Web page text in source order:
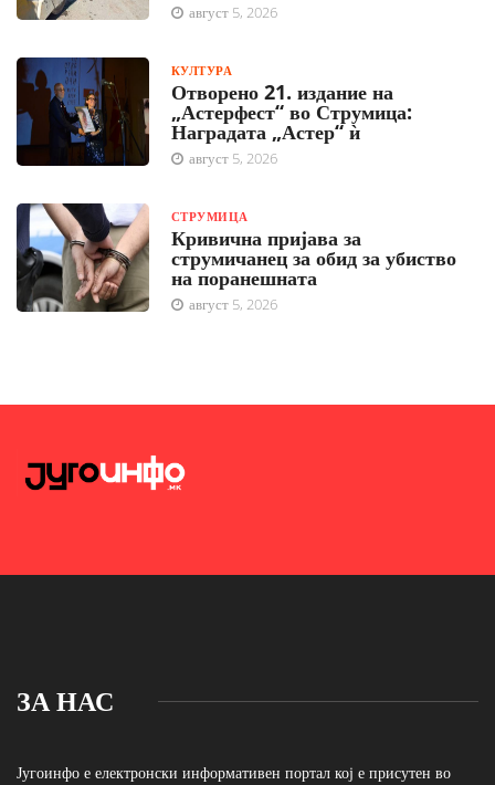
август 5, 2026
КУЛТУРА
Отворено 21. издание на
„Астерфест“ во Струмица:
Наградата „Астер“ ѝ
август 5, 2026
СТРУМИЦА
Кривична пријава за
струмичанец за обид за убиство
на поранешната
август 5, 2026
ЗА НАС
Југоинфо е електронски информативен портал кој е присутен во